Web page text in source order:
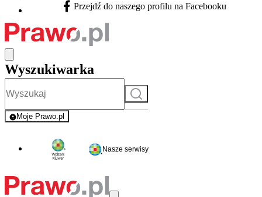
Facebook - otwiera się w nowej karcie
Przejdź do naszego profilu na Facebooku
Wyszukiwarka
Szukaj
Moje Prawo.pl
- rejestracja i logowanie do serwisu
Nasze serwisy